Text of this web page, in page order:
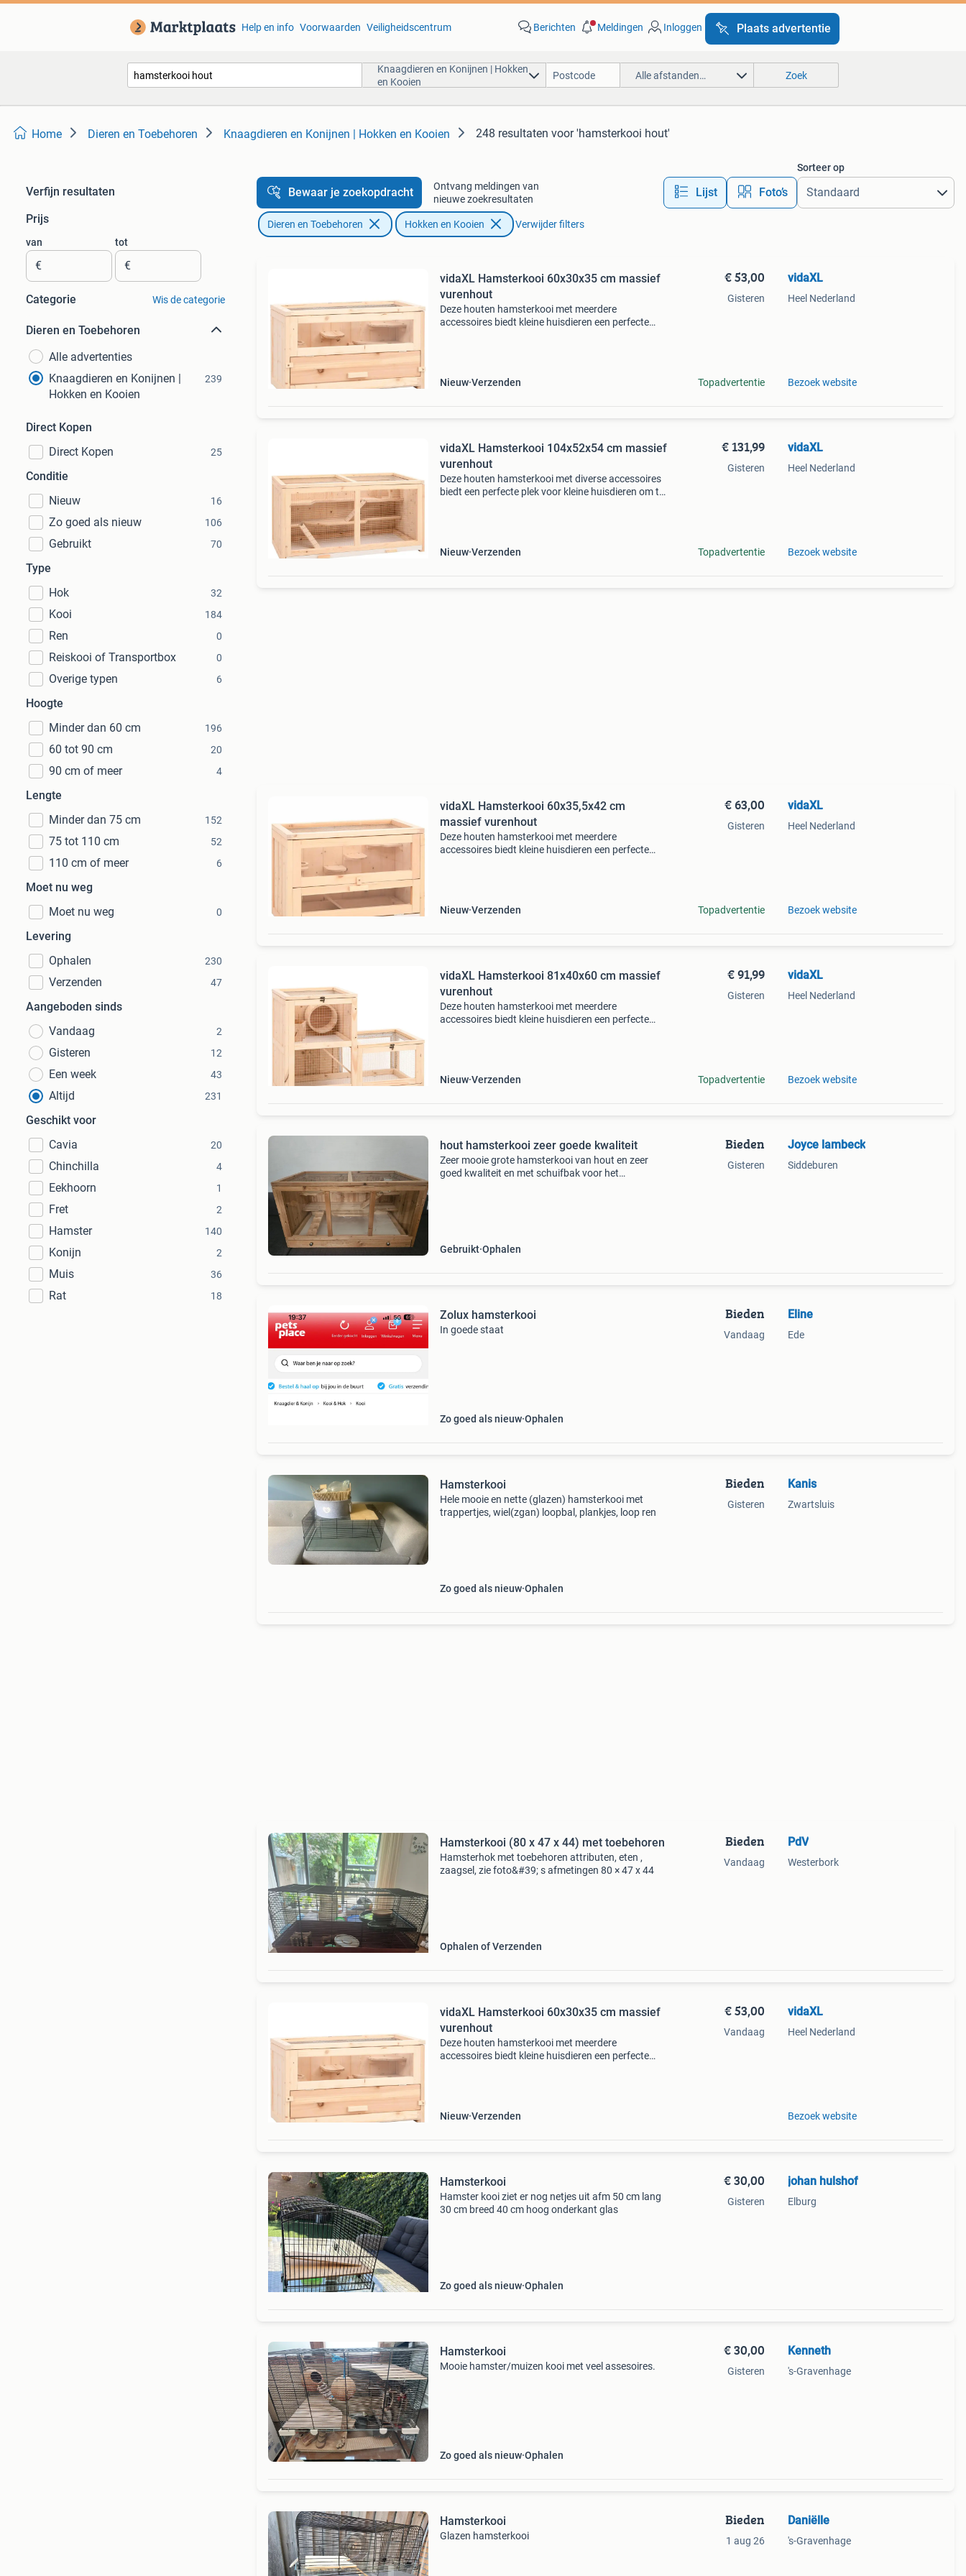
Help en info Voorwaarden Veiligheidscentrum Berichten Meldingen Inloggen Plaats advertentie
Knaagdieren en Konijnen | Hokken
en Kooien
Alle afstanden… Zoek
Home Dieren en Toebehoren Knaagdieren en Konijnen | Hokken en Kooien 248 resultaten voor 'hamsterkooi hout'
Verfijn resultaten
Prijs
van
€
tot
€
Categorie Wis de categorie
Dieren en Toebehoren
Alle advertenties
Knaagdieren en Konijnen |
Hokken en Kooien
239
Direct Kopen
Direct Kopen
25
Conditie
Nieuw
16
Zo goed als nieuw 106
Gebruikt 70
Type
Hok
32
Kooi 184
Ren 0
Reiskooi of Transportbox 0
Overige typen 6
Hoogte
Minder dan 60 cm
196
60 tot 90 cm 20
90 cm of meer 4
Lengte
Minder dan 75 cm
152
75 tot 110 cm 52
110 cm of meer 6
Moet nu weg
Moet nu weg
0
Levering
Ophalen
230
Verzenden 47
Aangeboden sinds
Vandaag
2
Gisteren 12
Een week 43
Altijd 231
Geschikt voor
Cavia
20
Chinchilla 4
Eekhoorn 1
Fret 2
Hamster 140
Konijn 2
Muis 36
Rat 18
Bewaar je zoekopdracht
Ontvang meldingen van
nieuwe zoekresultaten
Lijst Foto’s
Sorteer op
Dieren en Toebehoren Hokken en Kooien Verwijder filters
vidaXL Hamsterkooi 60x30x35 cm massief
vurenhout
Deze houten hamsterkooi met meerdere
accessoires biedt kleine huisdieren een perfecte
Nieuw Verzenden
€ 53,00
Gisteren
Topadvertentie
vidaXL
Heel Nederland
Bezoek website
vidaXL Hamsterkooi 104x52x54 cm massief
vurenhout
Deze houten hamsterkooi met diverse accessoires
biedt een perfecte plek voor kleine huisdieren om te
Nieuw Verzenden
€ 131,99
Gisteren
Topadvertentie
vidaXL
Heel Nederland
Bezoek website
vidaXL Hamsterkooi 60x35,5x42 cm
massief vurenhout
Deze houten hamsterkooi met meerdere
accessoires biedt kleine huisdieren een perfecte
Nieuw Verzenden
€ 63,00
Gisteren
Topadvertentie
vidaXL
Heel Nederland
Bezoek website
vidaXL Hamsterkooi 81x40x60 cm massief
vurenhout
Deze houten hamsterkooi met meerdere
accessoires biedt kleine huisdieren een perfecte
Nieuw Verzenden
€ 91,99
Gisteren
Topadvertentie
vidaXL
Heel Nederland
Bezoek website
hout hamsterkooi zeer goede kwaliteit
Zeer mooie grote hamsterkooi van hout en zeer
goed kwaliteit en met schuifbak voor het
Gebruikt Ophalen
Bieden
Gisteren
Joyce lambeck
Siddeburen
Zolux hamsterkooi
In goede staat
Zo goed als nieuw Ophalen
Bieden
Vandaag
Eline
Ede
Hamsterkooi
Hele mooie en nette (glazen) hamsterkooi met
trappertjes, wiel(zgan) loopbal, plankjes, loop ren
Zo goed als nieuw Ophalen
Bieden
Gisteren
Kanis
Zwartsluis
Hamsterkooi (80 x 47 x 44) met toebehoren
Hamsterhok met toebehoren attributen, eten ,
zaagsel, zie foto&#39; s afmetingen 80 × 47 x 44
Ophalen of Verzenden
Bieden
Vandaag
PdV
Westerbork
vidaXL Hamsterkooi 60x30x35 cm massief
vurenhout
Deze houten hamsterkooi met meerdere
accessoires biedt kleine huisdieren een perfecte
Nieuw Verzenden
€ 53,00
Vandaag
vidaXL
Heel Nederland
Bezoek website
Hamsterkooi
Hamster kooi ziet er nog netjes uit afm 50 cm lang
30 cm breed 40 cm hoog onderkant glas
Zo goed als nieuw Ophalen
€ 30,00
Gisteren
johan hulshof
Elburg
Hamsterkooi
Mooie hamster/muizen kooi met veel assesoires.
Zo goed als nieuw Ophalen
€ 30,00
Gisteren
Kenneth
's-Gravenhage
Hamsterkooi
Glazen hamsterkooi
Bieden
1 aug 26
Daniëlle
's-Gravenhage